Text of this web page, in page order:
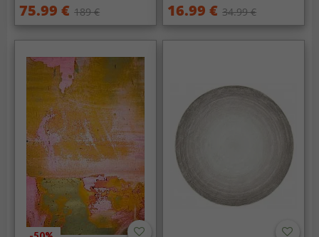
75.99 € 189 € 16.99 € 34.99 €